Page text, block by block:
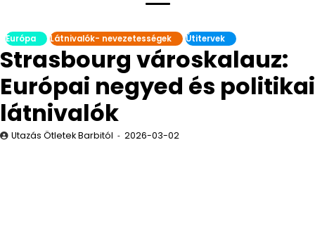
Európa Látnivalók- nevezetességek Útitervek
Strasbourg városkalauz:
Európai negyed és politikai
látnivalók
Utazás Ötletek Barbitól 2026-03-02